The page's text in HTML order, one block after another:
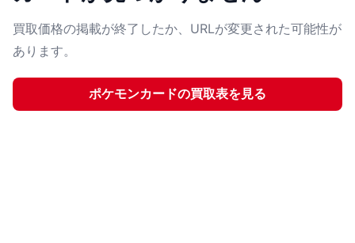
買取価格の掲載が終了したか、URLが変更された可能性が
あります。
ポケモンカードの買取表を見る